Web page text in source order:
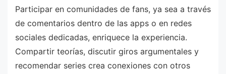
Participar en comunidades de fans, ya sea a través
de comentarios dentro de las apps o en redes
sociales dedicadas, enriquece la experiencia.
Compartir teorías, discutir giros argumentales y
recomendar series crea conexiones con otros